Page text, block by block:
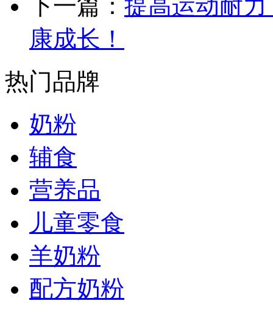
下一篇： 提高运动耐
康成长！
热门品牌
奶粉
辅食
营养品
儿童零食
羊奶粉
配方奶粉